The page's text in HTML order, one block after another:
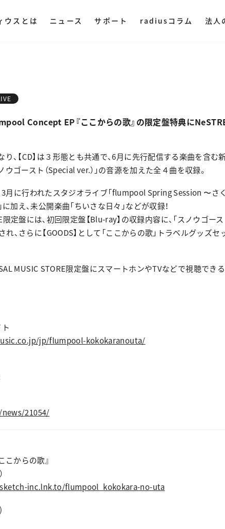
・ 据え置き
・ スピー
・ オーデ
LIVE
ウスとは
リー
ニュース サポート radiusコラム 法人
で購入
Concept EP『ここからの歌』の限定盤特典に
り、【CD】は３形態とも共通で、6月に先行配信する楽曲を含
ゴースト（Special ver.）」の音源を加えた全４曲を収録。
3月に行われたスタジオライブ「flumpool Spring Session 〜さ
に加え、未公開楽曲「ちいさな日々」などが収録！
定盤には、初回限定盤【Blu-ray】の収録内容に、「スノウゴース
、さらに【GOODS】として「ここからの歌」トラベルグッズセ
MUSIC STORE限定盤にスマートホンやTVなどで視聴でき
jp/flumpool-kokokaranouta/
21054/
からの歌』
inc.lnk.to/flumpool_kokokara-no-uta